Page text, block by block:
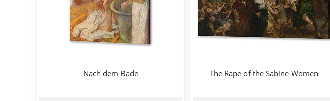
Nach dem Bade The Rape of the Sabine Women